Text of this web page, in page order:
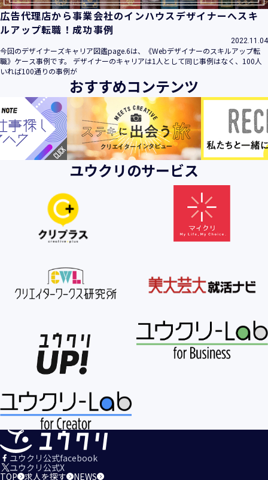
当社は、以下の方法により、個人情報を取得させていただき
ます。
当社サービスにおいて、自ら入力された個人情報を、当社は
取得・収集させていただきます。
・電子メール、郵便、書面、電話等の手段により取得・収集
させていただく方法
当社に対し、電子メール、郵便、書面、電話等の手段によっ
て、ご提供いただいた個人情報を、当社は取得・収集させて
いただきます。
・当社等へアクセスされた際に情報を収集させていただく方
す。これらの情報には、利用されるURL、ブラウザや携帯電
話の種類、IPアドレスなどの情報を含みます。
【個人情報の利用目的の公表】
当社は、個人情報を次の利用目的の範囲内で利用すること
第１項及びJISQ15001:2017の附属書A.3.4.2.4に基づき公表し
＜個人情報の利用目的＞
１．当社のサービスを提供するため
２．当社のサービスを安心・安全にご利用いただける環境整
備のため
３．当社のサービスの運営・管理のため
４．当社のサービスに関するご案内、お問い合せ等への対応
５．当社、その他当社のサービスについての調査・データ集
積、改善、研究開発のため
６．当社がおすすめする商品・サービスなどのご案内を送
信・送付するため
７．当社とお客様の間での必要な連絡を行うため
８．当社のサービスに関する当社の規約、ポリシー等（以下
「規約等」といいます。）に違反する行為に対する対応のた
広告代理店から事業会社のインハウスデザイナーへスキ
ルアップ転職！成功事例
2022.11.04
今回のデザイナーズキャリア図鑑page.6は、《Webデザイナーのスキルアップ転
職》ケース事例です。 デザイナーのキャリアは1人として同じ事例はなく、100人
いれば100通りの事例が
おすすめコンテンツ
ユウクリのサービス
ユウクリ公式facebook
ユウクリ公式X
TOP 求人を探す NEWS